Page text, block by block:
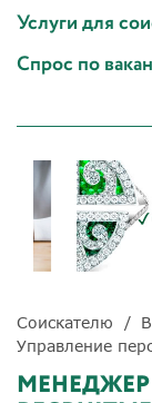
Услуги для
Спрос по
Соискателю
Управление